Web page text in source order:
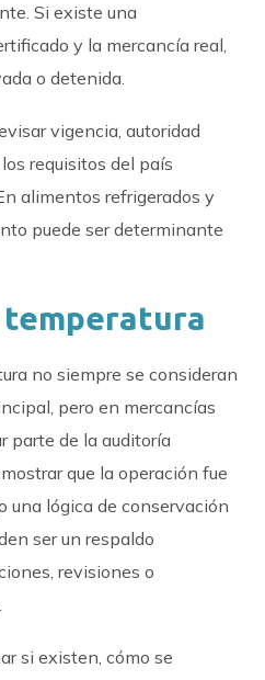
Si existe una
y la mercancía real,
o detenida.
vigencia, autoridad
requisitos del país
alimentos refrigerados y
puede ser determinante
no siempre se consideran
pero en mercancías
parte de la auditoría
que la operación fue
una lógica de conservación
ser un respaldo
revisiones o
si existen, cómo se